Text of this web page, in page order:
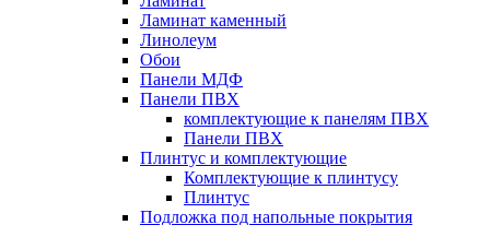
Ламинат каменный
Линолеум
Обои
Панели МДФ
Панели ПВХ
комплектующие к панелям ПВХ
Панели ПВХ
Плинтус и комплектующие
Комплектующие к плинтусу
Плинтус
Подложка под напольные покрытия